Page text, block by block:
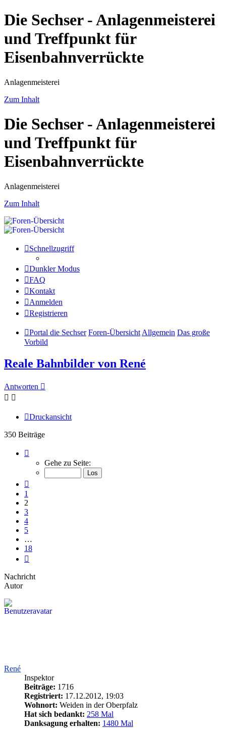
Die Sechser - Anlagenmeisterei
und Treffpunkt für
Eisenbahnverrückte
Anlagenmeisterei
Zum Inhalt
Die Sechser - Anlagenmeisterei
und Treffpunkt für
Eisenbahnverrückte
Anlagenmeisterei
Zum Inhalt
Schnellzugriff
Dunkler Modus
FAQ
Kontakt
Anmelden
Registrieren
Portal die Sechser Foren-Übersicht Allgemein Das große
Vorbild
Reale Bahnbilder von René
Antworten
Druckansicht
350 Beiträge
von
Gehe zu Seite:
1
2
3
4
5
…
18
Nachricht
Autor
René
Inspektor
Beiträge: 1716
Registriert: 17.12.2012, 19:03
Wohnort: Weiden in der Oberpfalz
Hat sich bedankt: 258 Mal
Danksagung erhalten: 1480 Mal